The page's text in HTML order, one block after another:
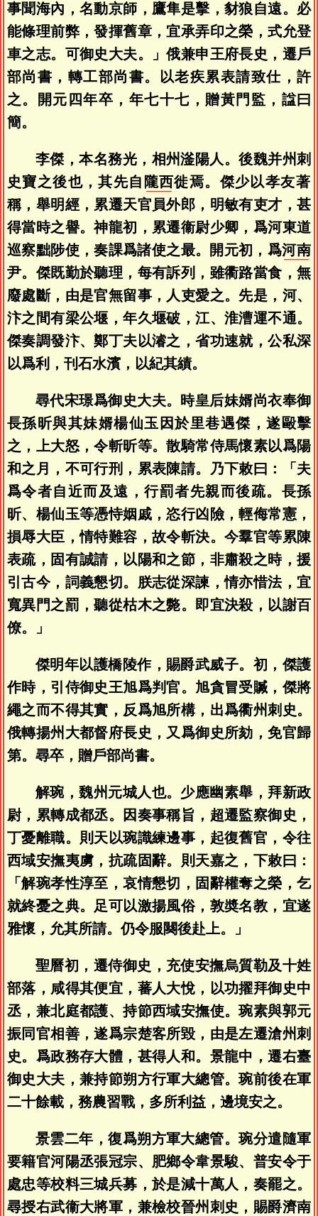
事聞海內，名動京師，鷹隼是擊，豺狼自遠。必
能條理前弊，發揮舊章，宜承弄印之榮，式允登
車之志。可御史大夫。」俄兼申王府長史，遷戶
部尚書，轉工部尚書。以老疾累表請致仕，許
之。開元四年卒，年七十七，贈黃門監，諡曰
簡。
李傑，本名務光，相州滏陽人。後魏并州刺
史寶之後也，其先自 隴西徙焉。傑少以孝友著
稱，舉明經，累遷天官員外郎，明敏有吏才，甚
得當時之譽。神龍初，累遷衞尉少卿，爲河東道
巡察黜陟使，奏課爲諸使之最。開元初，爲河南
尹。傑既勤於聽理，每有訴列，雖衢路當食，無
廢處斷，由是官無留事，人吏愛之。先是，河、
汴之間有梁公堰，年久堰破，江、淮漕運不通。
傑奏調發汴、鄭丁夫以濬之，省功速就，公私深
以爲利，刊石水濱，以紀其績。
尋代宋璟爲御史大夫。時皇后妹婿尚衣奉御
長孫昕與其妹婿楊仙玉因於里巷遇傑，遂毆擊
之，上大怒，令斬昕等。散騎常侍馬懷素以爲陽
和之月，不可行刑，累表陳請。乃下敕曰：「夫
爲令者自近而及遠，行罰者先親而後疏。長孫
昕、楊仙玉等憑恃姻戚，恣行凶險，輕侮常憲，
損辱大臣，情特難容，故令斬決。今羣官等累陳
表疏，固有誠請，以陽和之節，非肅殺之時，援
引古今，詞義懇切。朕志從深諫，情亦惜法，宜
寬異門之罰，聽從枯木之斃。即宜決殺，以謝百
僚。」
傑明年以護橋陵作，賜爵武威子。初，傑護
作時，引侍御史王旭爲判官。旭貪冒受贓，傑將
繩之而不得其實，反爲旭所構，出爲衢州刺史。
俄轉揚州大都督府長史，又爲御史所劾，免官歸
第。尋卒，贈戶部尚書。
解琬，魏州元城人也。少應幽素舉，拜新政
尉，累轉成都丞。因奏事稱旨，超遷監察御史，
丁憂離職。則天以琬識練邊事，起復舊官，令往
西域安撫夷虜，抗疏固辭。則天嘉之，下敕曰：
「解琬孝性淳至，哀情懇切，固辭權奪之榮，乞
就終憂之典。足可以激揚風俗，敦奬名教，宜遂
雅懷，允其所請。仍令服闋後赴上。」
聖曆初，遷侍御史，充使安撫烏質勒及十姓
部落，咸得其便宜，蕃人大悅，以功擢拜御史中
丞，兼北庭都護、持節西域安撫使。琬素與郭元
振同官相善，遂爲宗楚客所毀，由是左遷滄州刺
史。爲政務存大體，甚得人和。景龍中，遷右臺
御史大夫，兼持節朔方行軍大總管。琬前後在軍
二十餘載，務農習戰，多所利益，邊境安之。
景雲二年，復爲朔方軍大總管。琬分遣隨軍
要籍官河陽丞張冠宗、肥鄉令韋景駿、普安令于
處忠等校料三城兵募，於是減十萬人，奏罷之。
尋授右武衞大將軍，兼檢校晉州刺史，賜爵濟南